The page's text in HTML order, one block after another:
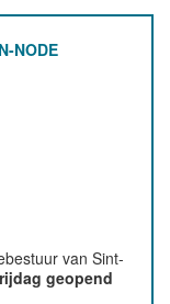
NODE
van Sint-
geopend